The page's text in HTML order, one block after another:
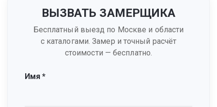
ВЫЗВАТЬ ЗАМЕРЩИКА
Бесплатный выезд по Москве и области
с каталогами. Замер и точный расчёт
стоимости — бесплатно.
Имя *